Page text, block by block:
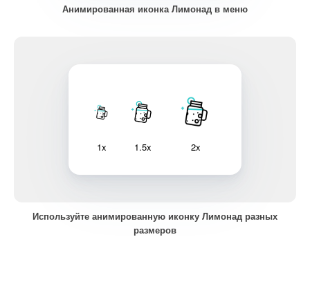
Анимированная иконка Лимонад в меню
1x 1.5x 2x
Используйте анимированную иконку Лимонад разных
размеров